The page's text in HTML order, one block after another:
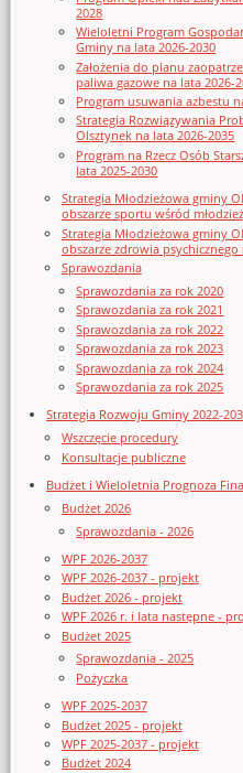
2028
Wieloletni Program
Gminy na lata 2026-2030
Założenia do planu
paliwa gazowe na lata 2026-
Program usuwania azbestu
Strategia Rozwiązywania
Olsztynek na lata 2026-2035
Program na Rzecz Osób
lata 2025-2030
Strategia Młodzieżowa gminy
obszarze sportu wśród
Strategia Młodzieżowa gminy
obszarze zdrowia psychicznego
Sprawozdania
Sprawozdania za rok 2020
Sprawozdania za rok 2021
Sprawozdania za rok 2022
Sprawozdania za rok 2023
Sprawozdania za rok 2024
Sprawozdania za rok 2025
Strategia Rozwoju Gminy 2022-
Wszczęcie procedury
Konsultacje publiczne
Budżet i Wieloletnia Prognoza
Budżet 2026
Sprawozdania - 2026
WPF 2026-2037
WPF 2026-2037 - projekt
Budżet 2026 - projekt
WPF 2026 r. i lata następne -
Budżet 2025
Sprawozdania - 2025
Pożyczka
WPF 2025-2037
Budżet 2025 - projekt
WPF 2025-2037 - projekt
Budżet 2024